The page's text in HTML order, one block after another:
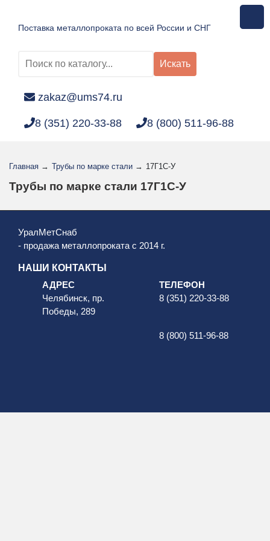
Поставка металлопроката по всей России и СНГ
Искать
zakaz@ums74.ru
8 (351) 220-33-88 8 (800) 511-96-88
Главная → Трубы по марке стали → 17Г1С-У
Трубы по марке стали 17Г1С-У
УралМетСнаб
- продажа металлопроката с 2014 г.
НАШИ КОНТАКТЫ
АДРЕС
Челябинск, пр.
Победы, 289
ТЕЛЕФОН
8 (351) 220-33-88
8 (800) 511-96-88